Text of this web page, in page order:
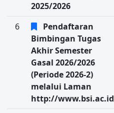
2025/2026
6
Pendaftaran
Bimbingan Tugas
Akhir Semester
Gasal 2026/2026
(Periode 2026-2)
melalui Laman
http://www.bsi.ac.id